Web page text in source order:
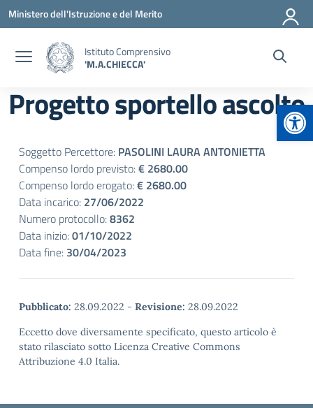
Vai ai contenuti
Vai al menu di navigazione
Vai al footer
Ministero dell'Istruzione e del Merito
Istituto Comprensivo
'M.A.CHIECCA'
Progetto sportello ascolto
Soggetto Percettore: PASOLINI LAURA ANTONIETTA
Compenso lordo previsto:€ 2680.00
Compenso lordo erogato:€ 2680.00
Data incarico: 27/06/2022
Numero protocollo:8362
Data inizio:01/10/2022
Data fine: 30/04/2023
Pubblicato: 28.09.2022 - Revisione: 28.09.2022
Eccetto dove diversamente specificato, questo articolo è
stato rilasciato sotto Licenza Creative Commons
Attribuzione 4.0 Italia.